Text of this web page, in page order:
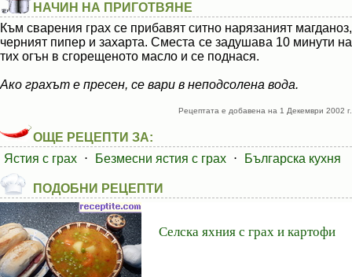
НАЧИН НА ПРИГОТВЯНЕ
Към сварения грах се прибавят ситно нарязаният магданоз,
черният пипер и захарта. Сместа се задушава 10 минути на
тих огън в сгорещеното масло и се поднася.
Ако грахът е пресен, се вари в неподсолена вода.
Рецептата е добавена на 1 Декември 2002 г.
ОЩЕ РЕЦЕПТИ ЗА:
Ястия с грах ⋅ Безмесни ястия с грах ⋅ Българска кухня
ПОДОБНИ РЕЦЕПТИ
Селска яхния с грах и картофи